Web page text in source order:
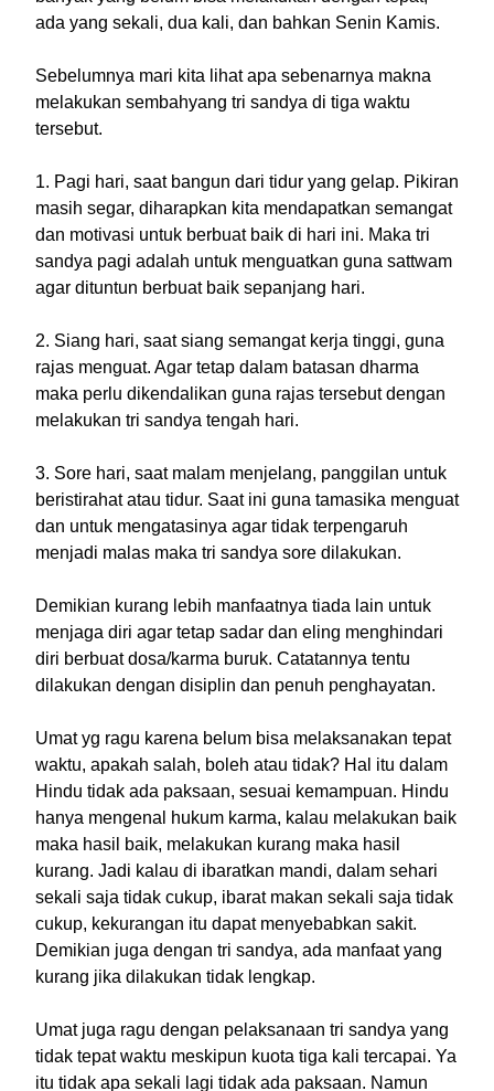
ada yang sekali, dua kali, dan bahkan Senin Kamis.
Sebelumnya mari kita lihat apa sebenarnya makna
melakukan sembahyang tri sandya di tiga waktu
tersebut.
1. Pagi hari, saat bangun dari tidur yang gelap. Pikiran
masih segar, diharapkan kita mendapatkan semangat
dan motivasi untuk berbuat baik di hari ini. Maka tri
sandya pagi adalah untuk menguatkan guna sattwam
agar dituntun berbuat baik sepanjang hari.
2. Siang hari, saat siang semangat kerja tinggi, guna
rajas menguat. Agar tetap dalam batasan dharma
maka perlu dikendalikan guna rajas tersebut dengan
melakukan tri sandya tengah hari.
3. Sore hari, saat malam menjelang, panggilan untuk
beristirahat atau tidur. Saat ini guna tamasika menguat
dan untuk mengatasinya agar tidak terpengaruh
menjadi malas maka tri sandya sore dilakukan.
Demikian kurang lebih manfaatnya tiada lain untuk
menjaga diri agar tetap sadar dan eling menghindari
diri berbuat dosa/karma buruk. Catatannya tentu
dilakukan dengan disiplin dan penuh penghayatan.
Umat yg ragu karena belum bisa melaksanakan tepat
waktu, apakah salah, boleh atau tidak? Hal itu dalam
Hindu tidak ada paksaan, sesuai kemampuan. Hindu
hanya mengenal hukum karma, kalau melakukan baik
maka hasil baik, melakukan kurang maka hasil
kurang. Jadi kalau di ibaratkan mandi, dalam sehari
sekali saja tidak cukup, ibarat makan sekali saja tidak
cukup, kekurangan itu dapat menyebabkan sakit.
Demikian juga dengan tri sandya, ada manfaat yang
kurang jika dilakukan tidak lengkap.
Umat juga ragu dengan pelaksanaan tri sandya yang
tidak tepat waktu meskipun kuota tiga kali tercapai. Ya
itu tidak apa sekali lagi tidak ada paksaan. Namun